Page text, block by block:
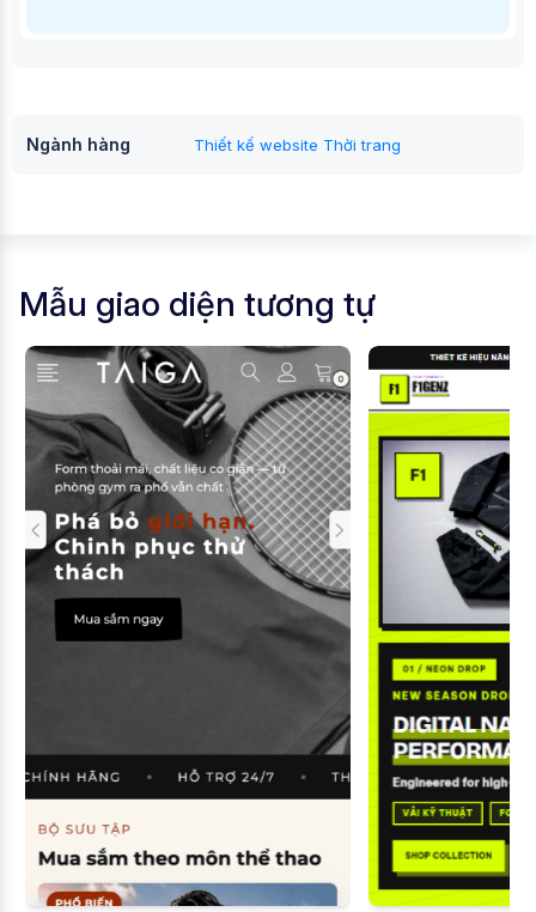
Ngành hàng Thiết kế website Thời trang
Mẫu giao diện tương tự